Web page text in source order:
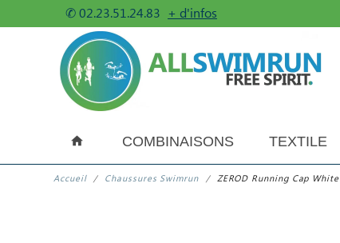
✆02.23.51.24.83 + d'infos
COMBINAISONS TEXTILE
Accueil Chaussures Swimrun ZEROD Running Cap White